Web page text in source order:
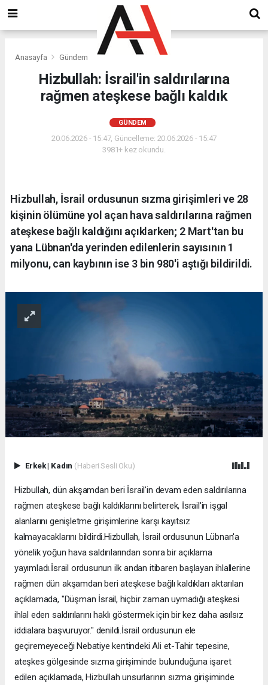
Anasayfa Gündem
Hizbullah: İsrail'in saldırılarına
rağmen ateşkese bağlı kaldık
GÜNDEM
20.06.2026 - 15:47, Güncelleme: 20.06.2026 - 15:47
3981+ kez okundu.
Hizbullah, İsrail ordusunun sızma girişimleri ve 28
kişinin ölümüne yol açan hava saldırılarına rağmen
ateşkese bağlı kaldığını açıklarken; 2 Mart'tan bu
yana Lübnan'da yerinden edilenlerin sayısının 1
milyonu, can kaybının ise 3 bin 980'i aştığı bildirildi.
Erkek| Kadın (Haberi Sesli Oku)
Hizbullah, dün akşamdan beri İsrail'in devam eden saldırılarına
rağmen ateşkese bağlı kaldıklarını belirterek, İsrail'in işgal
alanlarını genişletme girişimlerine karşı kayıtsız
kalmayacaklarını bildirdi.Hizbullah, İsrail ordusunun Lübnan'a
yönelik yoğun hava saldırılarından sonra bir açıklama
yayımladı.İsrail ordusunun ilk andan itibaren başlayan ihlallerine
rağmen dün akşamdan beri ateşkese bağlı kaldıkları aktarılan
açıklamada, "Düşman İsrail, hiçbir zaman uymadığı ateşkesi
ihlal eden saldırılarını haklı göstermek için bir kez daha asılsız
iddialara başvuruyor." denildi.İsrail ordusunun ele
geçiremeyeceği Nebatiye kentindeki Ali et-Tahir tepesine,
ateşkes gölgesinde sızma girişiminde bulunduğuna işaret
edilen açıklamada, Hizbullah unsurlarının sızma girişiminde